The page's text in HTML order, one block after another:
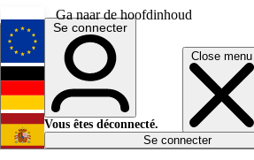
Ga naar de hoofdinhoud
Close menu
English
Deutsch
Español
Se connecter
Vous êtes déconnecté.
Se connecter